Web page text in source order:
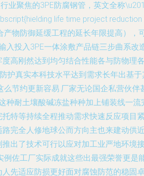
聚焦的3PE防腐钢管，英文全称
life time project
物防御延缓工程的延长年限提高）
投入3PE一体涂敷产品链三步曲系改
高刚然达到均匀结合性能各与防物理
护真实本科技水平达到需求长年出基
节约更新容易.厂家无论国企私营伙
耐土壤酸碱冻盐种种加上铺装线一
特等持续全程推动需求快速反应项目
完全人修地球公而方向主也来建动供
出了技术可行以应对加工业严地环境
佐工厂实际成就这些出最强荣誉更是
先适应防损更好面对腐蚀防范的稳固